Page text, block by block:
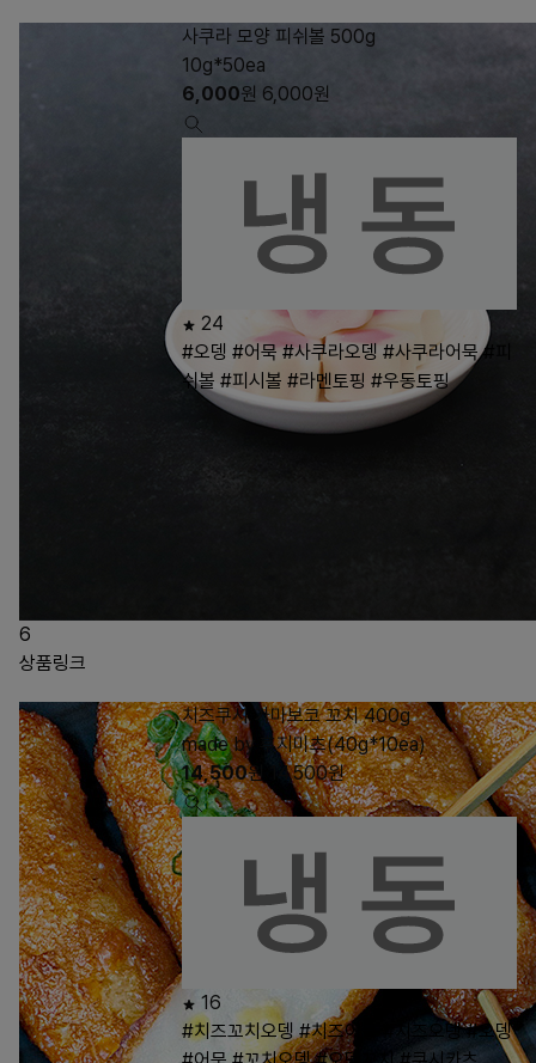
6
사쿠라 모양 피쉬볼 500g
10g*50ea
6,000원 6,000원
24
#오뎅 #어묵 #사쿠라오뎅 #사쿠라어묵 #피
쉬볼 #피시볼 #라멘토핑 #우동토핑
상품링크
치즈쿠시 가마보코 꼬치 400g
made by 후지미츠(40g*10ea)
14,500원 14,500원
16
#치즈꼬치오뎅 #치즈어묵 #치즈오뎅 #오뎅